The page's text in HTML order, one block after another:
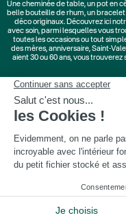
Unecheminée de table, unpot en
belle bouteille de rhum, un bracelet
déco originaux. Découvrez ici
avec soin, parmi lesquelles vous
toutes les occasions ou tout
des mères,anniversaire,Saint-
aient 30 ou 60 ans, vous
Cadeaux Saint-Valentin|Cadeaux
Cadeaux Fête des Pères
© Les Raffineurs 2014-2026 |